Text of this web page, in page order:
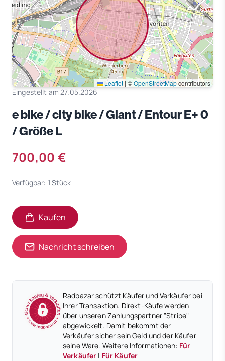
Leaflet | ©OpenStreetMapcontributors
Eingestellt am 27.05.2026
e bike / city bike / Giant / Entour E+ 0
/ Größe L
700,00 €
Verfügbar: 1 Stück
Kaufen
Nachricht schreiben
Radbazar schützt Käufer und Verkäufer bei
Ihrer Transaktion. Direkt-Käufe werden
über unseren Zahlungspartner "Stripe"
abgewickelt. Damit bekommt der
Verkäufer sicher sein Geld und der Käufer
seine Ware. Weitere Informationen: Für
Verkäufer | Für Käufer